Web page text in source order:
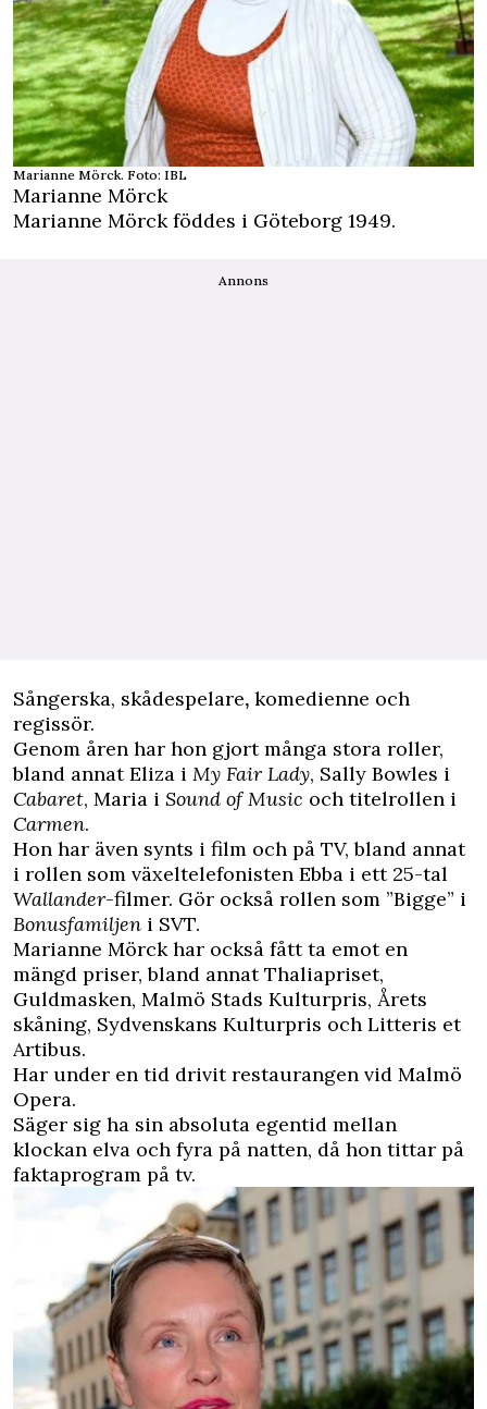
Marianne Mörck. Foto: IBL
Marianne Mörck
Marianne Mörck föddes i Göteborg 1949.
Annons
Sångerska, skådespelare, komedienne och
regissör.
Genom åren har hon gjort många stora roller,
bland annat Eliza i My Fair Lady, Sally Bowles i
Cabaret, Maria i Sound of Music och titelrollen i
Carmen.
Hon har även synts i film och på TV, bland annat
i rollen som växeltelefonisten Ebba i ett 25-tal
Wallander-filmer. Gör också rollen som ”Bigge” i
Bonusfamiljen i SVT.
Marianne Mörck har också fått ta emot en
mängd priser, bland annat Thaliapriset,
Guldmasken, Malmö Stads Kulturpris, Årets
skåning, Sydvenskans Kulturpris och Litteris et
Artibus.
Har under en tid drivit restaurangen vid Malmö
Opera.
Säger sig ha sin absoluta egentid mellan
klockan elva och fyra på natten, då hon tittar på
faktaprogram på tv.